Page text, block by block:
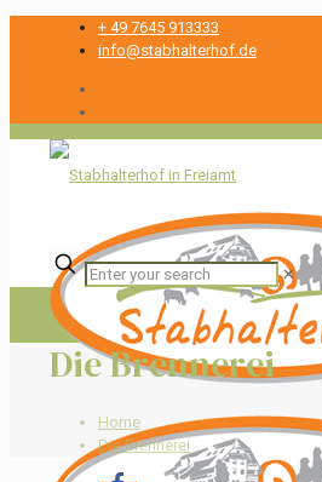
+ 49 7645 913333
info@stabhalterhof.de
✕
Die Brennerei
Home
Die Brennerei